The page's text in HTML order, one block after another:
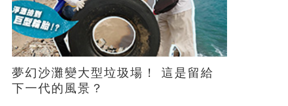
夢幻沙灘變大型垃圾場！ 這是留給
下一代的風景？